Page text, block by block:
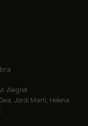
Alegret
Jordi Martí, Helena